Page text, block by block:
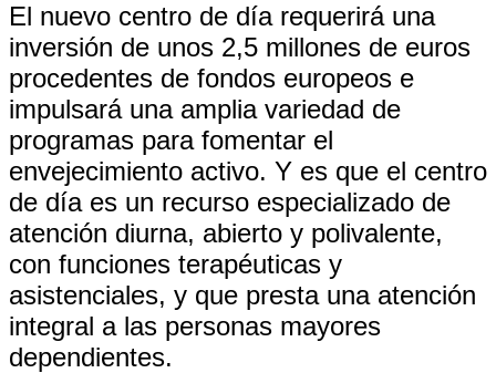
El nuevo centro de día requerirá una
inversión de unos 2,5 millones de euros
procedentes de fondos europeos e
impulsará una amplia variedad de
programas para fomentar el
envejecimiento activo. Y es que el centro
de día es un recurso especializado de
atención diurna, abierto y polivalente,
con funciones terapéuticas y
asistenciales, y que presta una atención
integral a las personas mayores
dependientes.